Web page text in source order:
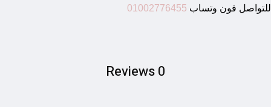
للتواصل فون وتساب 01002776455
0 Reviews